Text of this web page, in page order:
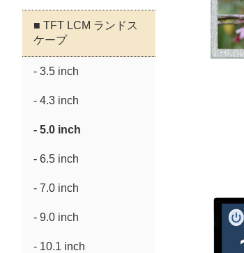
■ TFT LCM ランドス
ケープ
- 3.5 inch
- 4.3 inch
- 5.0 inch
- 6.5 inch
- 7.0 inch
- 9.0 inch
- 10.1 inch